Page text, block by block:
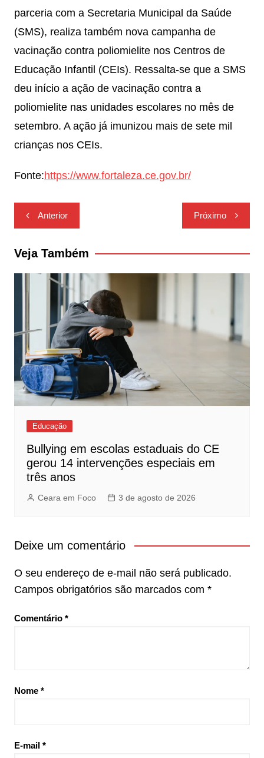
parceria com a Secretaria Municipal da Saúde
(SMS), realiza também nova campanha de
vacinação contra poliomielite nos Centros de
Educação Infantil (CEIs). Ressalta-se que a SMS
deu início a ação de vacinação contra a
poliomielite nas unidades escolares no mês de
setembro. A ação já imunizou mais de sete mil
crianças nos CEIs.
Fonte:https://www.fortaleza.ce.gov.br/
Navegação
de
Post
Anterior Próximo
Veja Também
Educação
Bullying em escolas estaduais do CE
gerou 14 intervenções especiais em
três anos
Ceara em Foco 3 de agosto de 2026
Deixe um comentário
O seu endereço de e-mail não será publicado.
Campos obrigatórios são marcados com *
Comentário *
Nome *
E-mail *